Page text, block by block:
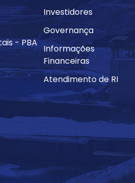
- PBA
Investidores
Governança
Informações
Financeiras
Atendimento de RI